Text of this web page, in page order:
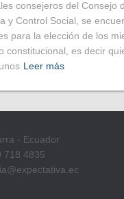
consejeros del Consejo
y Control Social, se
para la elección de los
constitucional, es decir
Leer más
- Ecuador
718 4835